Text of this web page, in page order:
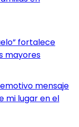
fortalece
mayores
mensaje
mi lugar en el